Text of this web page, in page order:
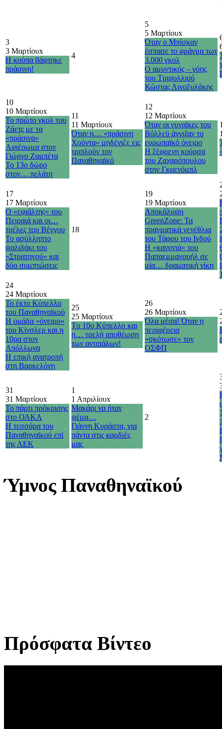
3
3 Μαρτίουx
Η κούπα βάφτηκε
πράσινη!
4
5
5 Μαρτίουx
Όταν ο Μπίσκαν
έσπασε το φράγμα των
3.000 γκολ
Ο αμυντικός – γόης
του Τριφυλλιού
Κώστας Λινοξυλάκης
10
10 Μαρτίουx
Το πρώτο γκολ του
Ζάετς με τα
«πράσινα»
Αφιέρωμα στον
Γιώργο Ζαμπέτα
Το 13ο δώρο
στον… πελάτη
11
11 Μαρτίουx
Όταν η… «πράσινη
Χούντα» μηδένιζε εις
τριπλούν τον
Παναθηναϊκό
12
12 Μαρτίουx
Όταν οι γυναίκες του
Βόλλεϋ άγγιξαν το
ευρωπαϊκό όνειρο
Η ξέφρενη κούρσα
του Ζαχαρόπουλου
στην Γκρενόμπλ
17
17 Μαρτίουx
Ο «εφιάλτης» του
Πειραιά και οι…
τρέλες του Βέγγου
Το ασύλληπτο
ψαλιδάκι του
«Στρατηγού» και
δύο συμπτώσεις
18
19
19 Μαρτίουx
Αποκάλυψη
GreenZone: Τα
πραγματικά γενέθλια
του Τάφου του Ινδού
Η «κανονιά» του
Παπαεμμανουήλ σε
μία… δραματική νίκη
24
24 Μαρτίουx
Το έκτο Κύπελλο
του Παναθηναϊκού
Η ομάδα «όνειρο»
του Κίνσλερ και η
10ρα στον
Απόλλωνα
H επική ανατροπή
στη Βαρκελόνη
25
25 Μαρτίουx
Τo 10o Κύπελλο και
η… τρελή αποθέωση
των αντιπάλων!
26
26 Μαρτίουx
Όλα μέσα! Όταν η
περιφέρεια
«σκότωσε» τον
ΟΣΦΠ
31
31 Μαρτίουx
Το πάρτι πρόκρισης
στο ΟΑΚΑ
Η τεσσάρα του
Παναθηναϊκού επί
της ΑΕΚ
1
1 Απριλίουx
Μακάρι να ήταν
ψέμα…
Γιάννη Κυράστα, για
πάντα στις καρδιές
μας
2
Ύμνος Παναθηναϊκού
Πρόσφατα Βίντεο